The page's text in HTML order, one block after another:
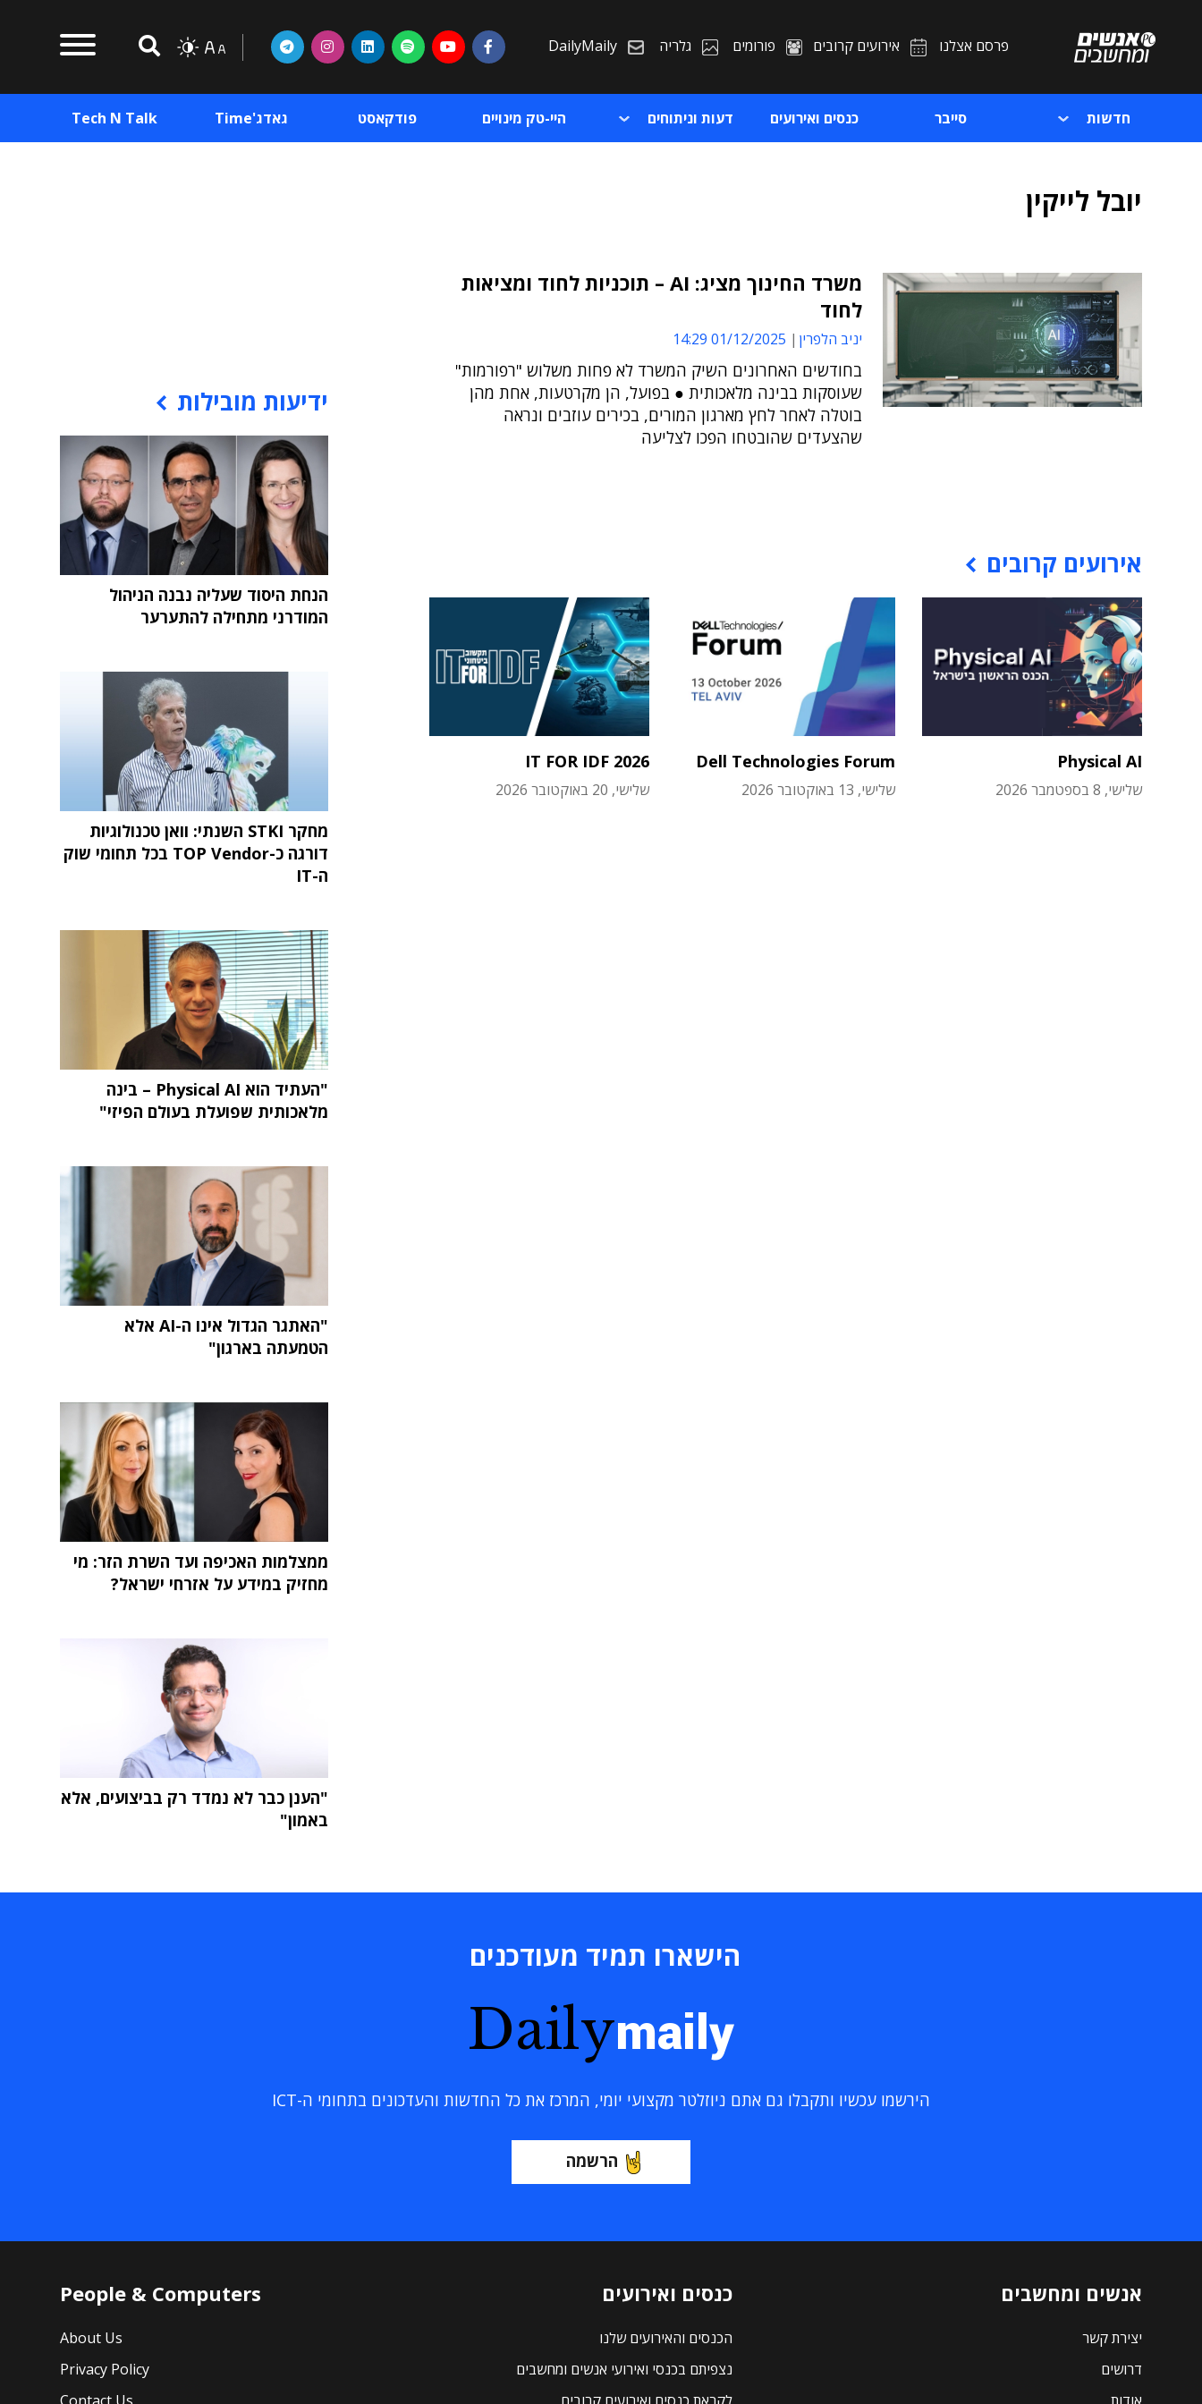
פרסם אצלנו אירועים קרובים פורומים גלריה DailyMaily
חדשות סייבר כנסים ואירועים דעות וניתוחים היי-טק מינויים פודקאסט גאדג'Time Tech N Talk
יובל לייקין
משרד החינוך מציג: AI – תוכניות לחוד ומציאות
לחוד
יניב הלפרין 01/12/2025 14:29
בחודשים האחרונים השיק המשרד לא פחות משלוש "רפורמות"
שעוסקות בבינה מלאכותית ● בפועל, הן מקרטעות, אחת מהן
בוטלה לאחר לחץ מארגון המורים, בכירים עוזבים ונראה
שהצעדים שהובטחו הפכו לצליעה
אירועים קרובים
Physical AI
שלישי, 8 בספטמבר 2026
Dell Technologies Forum
שלישי, 13 באוקטובר 2026
IT FOR IDF 2026
שלישי, 20 באוקטובר 2026
ידיעות מובילות
הנחת היסוד שעליה נבנה הניהול
המודרני מתחילה להתערער
מחקר STKI השנתי: וואן טכנולוגיות
דורגה כ-TOP Vendor בכל תחומי שוק
ה-IT
"העתיד הוא Physical AI – בינה
מלאכותית שפועלת בעולם הפיזי"
"האתגר הגדול אינו ה-AI אלא
הטמעתה בארגון"
ממצלמות האכיפה ועד השרת הזר: מי
מחזיק במידע על אזרחי ישראל?
"הענן כבר לא נמדד רק בביצועים, אלא
באמון"
הישארו תמיד מעודכנים
Dailymaily
הירשמו עכשיו ותקבלו גם אתם ניוזלטר מקצועי יומי, המרכז את כל החדשות והעדכונים בתחומי ה-ICT
הרשמה
אנשים ומחשבים
יצירת קשר
דרושים
כנסים ואירועים
הכנסים והאירועים שלנו
נצפיתם בכנסי ואירועי אנשים ומחשבים
People & Computers
About Us
Privacy Policy